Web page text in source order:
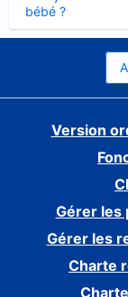
bébé ?
Version
Gérer les
Gérer les
Charte